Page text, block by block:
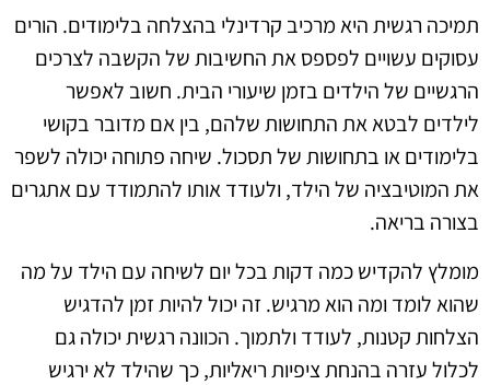
תמיכה רגשית היא מרכיב קרדינלי בהצלחה בלימודים. הורים
עסוקים עשויים לפספס את החשיבות של הקשבה לצרכים
הרגשיים של הילדים בזמן שיעורי הבית. חשוב לאפשר
לילדים לבטא את התחושות שלהם, בין אם מדובר בקושי
בלימודים או בתחושות של תסכול. שיחה פתוחה יכולה לשפר
את המוטיבציה של הילד, ולעודד אותו להתמודד עם אתגרים
בצורה בריאה.
מומלץ להקדיש כמה דקות בכל יום לשיחה עם הילד על מה
שהוא לומד ומה הוא מרגיש. זה יכול להיות זמן להדגיש
הצלחות קטנות, לעודד ולתמוך. הכוונה רגשית יכולה גם
לכלול עזרה בהנחת ציפיות ריאליות, כך שהילד לא ירגיש